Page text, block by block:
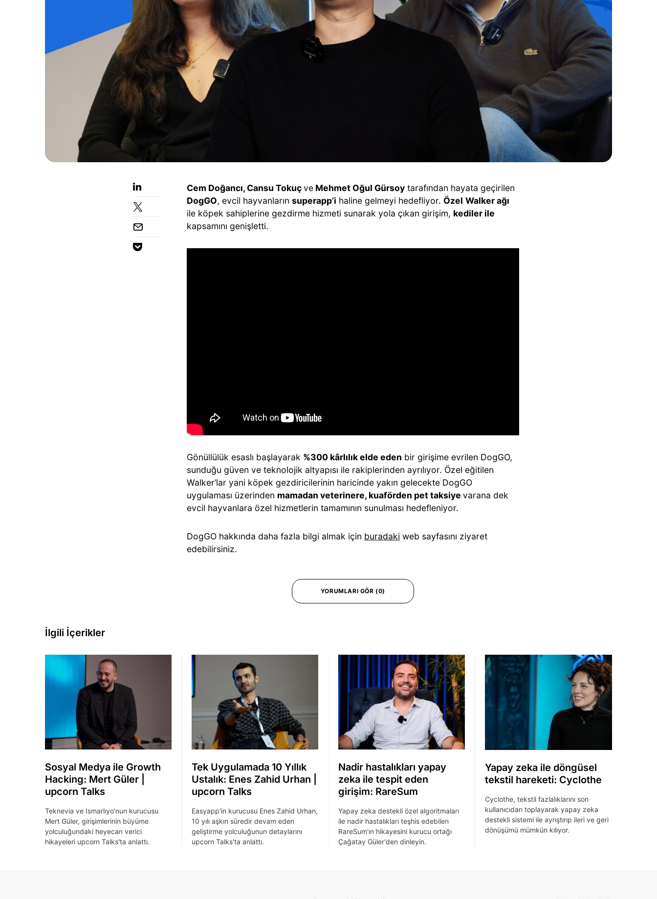
Cem Doğancı, Cansu Tokuçve Mehmet Oğul Gürsoy tarafından hayata geçirilen
DogGO, evcil hayvanların superapp’i haline gelmeyi hedefliyor. Özel Walker ağı
ile köpek sahiplerine gezdirme hizmeti sunarak yola çıkan girişim, kediler ile
kapsamını genişletti.
Gönüllülük esaslı başlayarak %300 kârlılık elde eden bir girişime evrilen DogGO,
sunduğu güven ve teknolojik altyapısı ile rakiplerinden ayrılıyor. Özel eğitilen
Walker’lar yani köpek gezdiricilerinin haricinde yakın gelecekte DogGO
uygulaması üzerinden mamadan veterinere, kuaförden pet taksiye varana dek
evcil hayvanlara özel hizmetlerin tamamının sunulması hedefleniyor.
DogGO hakkında daha fazla bilgi almak için buradaki web sayfasını ziyaret
edebilirsiniz.
YORUMLARI GÖR (0)
İlgili İçerikler
Sosyal Medya ile Growth
Hacking: Mert Güler |
upcorn Talks
Teknevia ve Ismarlıyo'nun kurucusu
Mert Güler, girişimlerinin büyüme
yolculuğundaki heyecan verici
hikayeleri upcorn Talks'ta anlattı.
Tek Uygulamada 10 Yıllık
Ustalık: Enes Zahid Urhan |
upcorn Talks
Easyapp'in kurucusu Enes Zahid Urhan,
10 yılı aşkın süredir devam eden
geliştirme yolculuğunun detaylarını
upcorn Talks'ta anlattı.
Nadir hastalıkları yapay
zeka ile tespit eden
girişim: RareSum
Yapay zeka destekli özel algoritmaları
ile nadir hastalıkları teşhis edebilen
RareSum'ın hikayesini kurucu ortağı
Çağatay Güler'den dinleyin.
Yapay zeka ile döngüsel
tekstil hareketi: Cyclothe
Cyclothe, tekstil fazlalıklarını son
kullanıcıdan toplayarak yapay zeka
destekli sistemi ile ayrıştırıp ileri ve geri
dönüşümü mümkün kılıyor.